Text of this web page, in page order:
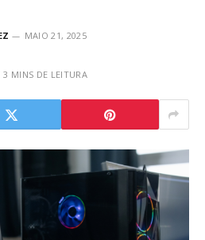
MAIO 21, 2025
3 MINS DE LEITURA